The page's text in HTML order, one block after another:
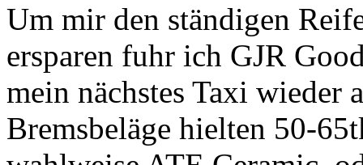
Um mir den ständigen
ersparen fuhr ich GJR
mein nächstes Taxi wieder
Bremsbeläge hielten 50-